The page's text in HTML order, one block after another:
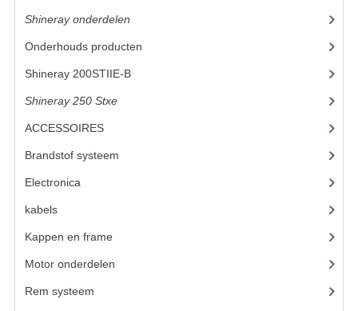
Shineray onderdelen
Onderhouds producten
Shineray 200STIIE-B(32)
Shineray 250 Stxe(148)
ACCESSOIRES(47)
Brandstof systeem
Electronica
kabels(3)
Kappen en frame
Motor onderdelen
Rem systeem